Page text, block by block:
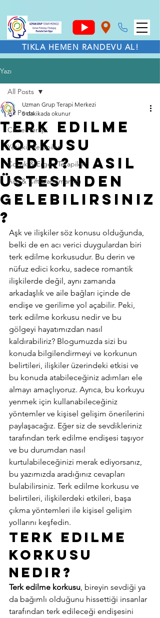
TIKLA HEMEN RANDEVU AL!
Yazı
All Posts
Cinsel Terapi
Yetişkin Terapileri
Çocuk & Ergen Terapileri
Aile & Çift Danışmanlığı
All Posts
Terk Edilme
Korkusu
Nedir? Nasıl
Üstesinden
Gelebilirsiniz
?
Uzman Grup Terapi Merkezi
5 dakikada okunur
Aşk ve ilişkiler söz konusu olduğunda,
belki de en acı verici duygulardan biri
terk edilme korkusudur. Bu derin ve
nüfuz edici korku, sadece romantik
ilişkilerde değil, aynı zamanda
arkadaşlık ve aile bağları içinde de
endişe ve gerilime yol açabilir. Peki,
terk edilme korkusu nedir ve bu
gölgeyi hayatımızdan nasıl
kaldırabiliriz? Blogumuzda sizi bu
konuda bilgilendirmeyi ve korkunun
belirtileri, ilişkiler üzerindeki etkisi ve
bu konuda atabileceğiniz adımları ele
almayı amaçlıyoruz. Ayrıca, bu korkuyu
yenmek için kullanabileceğiniz
yöntemler ve kişisel gelişim önerilerini
paylaşacağız. Eğer siz de sevdikleriniz
tarafından terk edilme endişesi taşıyor
ve bu durumdan nasıl
kurtulabileceğinizi merak ediyorsanız,
bu yazımızda aradığınız cevapları
bulabilirsiniz. Terk edilme korkusu ve
belirtileri, ilişkilerdeki etkileri, başa
çıkma yöntemleri ile kişisel gelişim
yollarını keşfedin.
Terk Edilme
Korkusu
Nedir?
Terk edilme korkusu, bireyin sevdiği ya
da bağımlı olduğunu hissettiği insanlar
tarafından terk edileceği endişesini